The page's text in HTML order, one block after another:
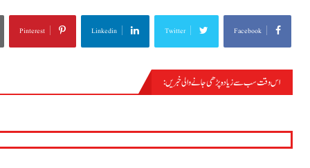
Facebook
Twitter
Linkedin
Pinterest
اس وقت سب سے زیادہ پڑھی جانے والی خبریں :